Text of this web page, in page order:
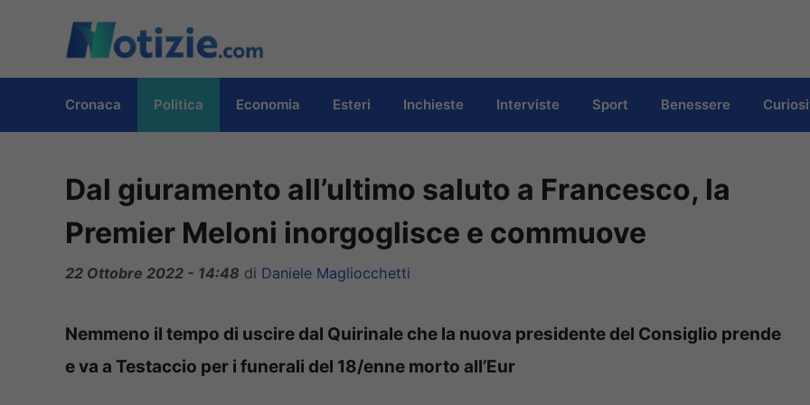
contenuto
Cronaca Politica Economia Esteri Inchieste Interviste Sport Benessere
Dal giuramento all’ultimo saluto a Francesco, la
Premier Meloni inorgoglisce e commuove
22 Ottobre 2022 - 14:48 di Daniele Magliocchetti
Nemmeno il tempo di uscire dal Quirinale che la nuova presidente del Consiglio prende
e va a Testaccio per i funerali del 18/enne morto all’Eur